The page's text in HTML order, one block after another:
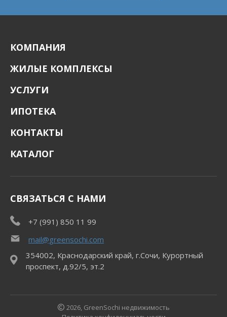
КОМПАНИЯ
ЖИЛЫЕ КОМПЛЕКСЫ
УСЛУГИ
ИПОТЕКА
КОНТАКТЫ
КАТАЛОГ
СВЯЗАТЬСЯ С НАМИ
+7 (991) 850 11 99
mail@greensochi.com
354002, Краснодарский край, г.Сочи, Курортный
проспект, д.92/5, эт.2
2026, GreenSochi недвижимость